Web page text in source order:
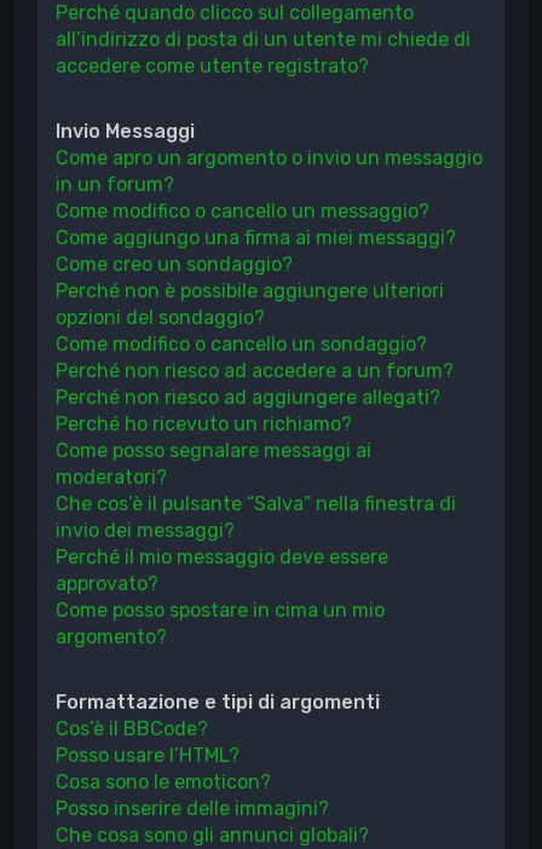
Perché quando clicco sul collegamento
all’indirizzo di posta di un utente mi chiede di
accedere come utente registrato?
Invio Messaggi
Come apro un argomento o invio un messaggio
in un forum?
Come modifico o cancello un messaggio?
Come aggiungo una firma ai miei messaggi?
Come creo un sondaggio?
Perché non è possibile aggiungere ulteriori
opzioni del sondaggio?
Come modifico o cancello un sondaggio?
Perché non riesco ad accedere a un forum?
Perché non riesco ad aggiungere allegati?
Perché ho ricevuto un richiamo?
Come posso segnalare messaggi ai
moderatori?
Che cos’è il pulsante “Salva” nella finestra di
invio dei messaggi?
Perché il mio messaggio deve essere
approvato?
Come posso spostare in cima un mio
argomento?
Formattazione e tipi di argomenti
Cos’è il BBCode?
Posso usare l’HTML?
Cosa sono le emoticon?
Posso inserire delle immagini?
Che cosa sono gli annunci globali?